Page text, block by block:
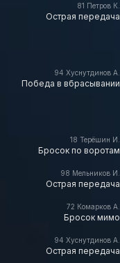
81 Петров К.
Острая передача
94 Хуснутдинов А.
Победа в вбрасывании
18 Терёшин И.
Бросок по воротам
98 Мельников И.
Острая передача
72 Комарков А.
Бросок мимо
94 Хуснутдинов А.
Острая передача